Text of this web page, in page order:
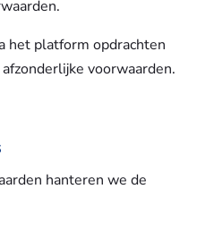
het platform opdrachten
voorwaarden.
hanteren we de